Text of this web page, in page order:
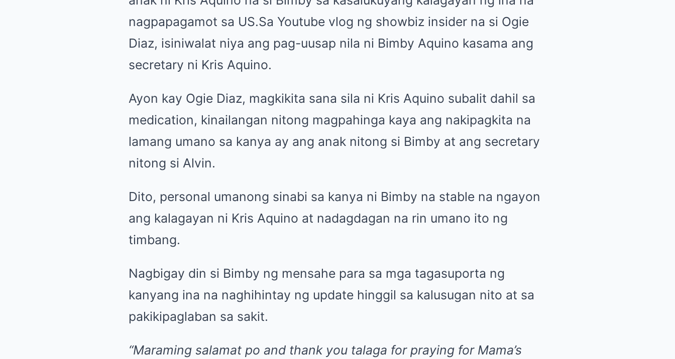
nagpapagamot sa US.Sa Youtube vlog ng showbiz insider na si Ogie
Diaz, isiniwalat niya ang pag-uusap nila ni Bimby Aquino kasama ang
secretary ni Kris Aquino.
Ayon kay Ogie Diaz, magkikita sana sila ni Kris Aquino subalit dahil sa
medication, kinailangan nitong magpahinga kaya ang nakipagkita na
lamang umano sa kanya ay ang anak nitong si Bimby at ang secretary
nitong si Alvin.
Dito, personal umanong sinabi sa kanya ni Bimby na stable na ngayon
ang kalagayan ni Kris Aquino at nadagdagan na rin umano ito ng
timbang.
Nagbigay din si Bimby ng mensahe para sa mga tagasuporta ng
kanyang ina na naghihintay ng update hinggil sa kalusugan nito at sa
pakikipaglaban sa sakit.
“Maraming salamat po and thank you talaga for praying for Mama’s